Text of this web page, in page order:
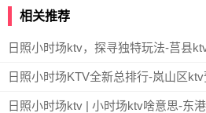
相关推荐
日照小时场ktv，探寻独特玩法-莒县
日照小时场KTV全新总排行-岚山区
日照小时场ktv | 小时场ktv啥意思-东